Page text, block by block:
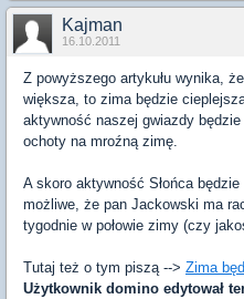
Kajman
16.10.2011
Z powyższego artykułu wynika,
większa, to zima będzie
aktywność naszej gwiazdy
ochoty na mroźną zimę.
A skoro aktywność Słońca
możliwe, że pan Jackowski ma
tygodnie w połowie zimy (czy
Tutaj też o tym piszą --> Zima
Użytkownik domino edytował